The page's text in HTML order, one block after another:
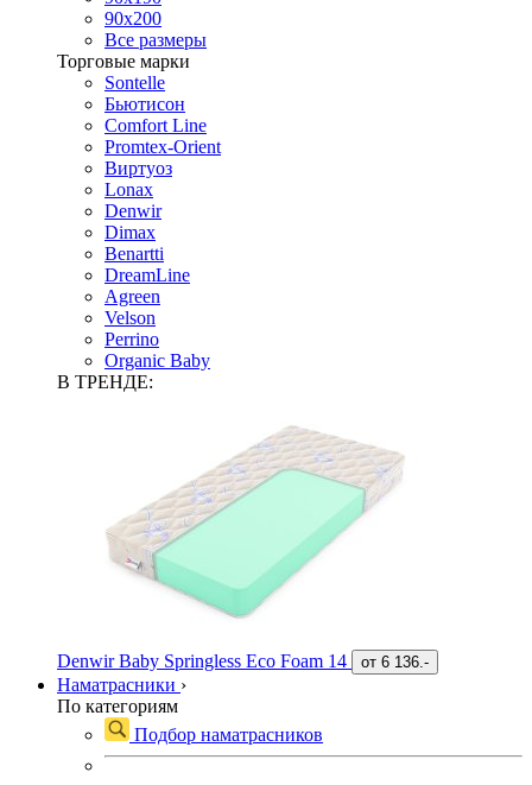
90х200
Все размеры
Торговые марки
Sontelle
Бьютисон
Comfort Line
Promtex-Orient
Виртуоз
Lonax
Denwir
Dimax
Benartti
DreamLine
Agreen
Velson
Perrino
Organic Baby
В ТРЕНДЕ:
Denwir Baby Springless Eco Foam 14 от 6 136.-
Наматрасники ›
По категориям
Подбор наматрасников